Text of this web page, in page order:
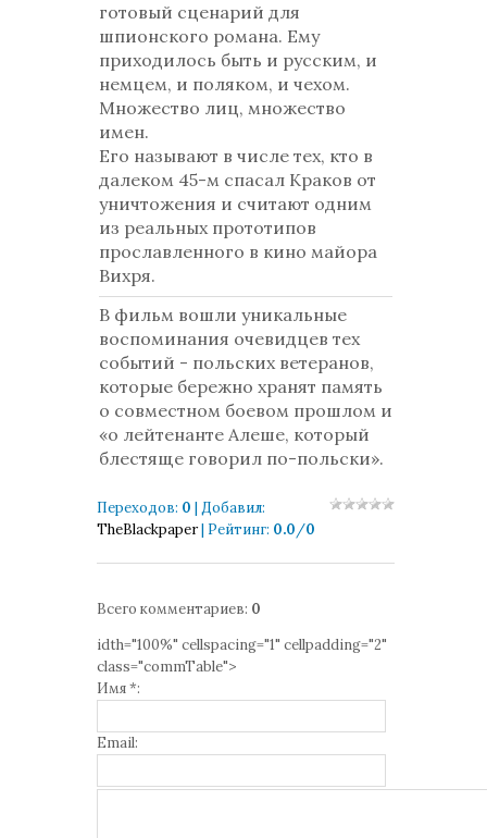
готовый сценарий для
шпионского романа. Ему
приходилось быть и русским, и
немцем, и поляком, и чехом.
Множество лиц, множество
имен.
Его называют в числе тех, кто в
далеком 45-м спасал Краков от
уничтожения и считают одним
из реальных прототипов
прославленного в кино майора
Вихря.
В фильм вошли уникальные
воспоминания очевидцев тех
событий - польских ветеранов,
которые бережно хранят память
о совместном боевом прошлом и
«о лейтенанте Алеше, который
блестяще говорил по-польски».
Переходов: 0 | Добавил:
TheBlackpaper| Рейтинг: 0.0/0
Всего комментариев: 0
idth="100%" cellspacing="1" cellpadding="2"
class="commTable">
Имя *:
Email: